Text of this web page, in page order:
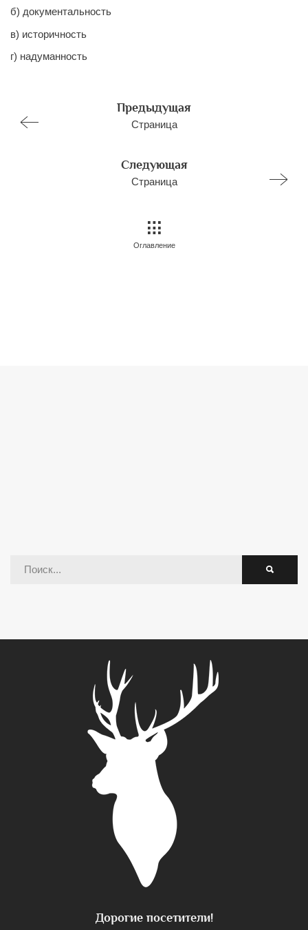
б) документальность
в) историчность
г) надуманность
Предыдущая
Страница
Следующая
Страница
Оглавление
Дорогие посетители!